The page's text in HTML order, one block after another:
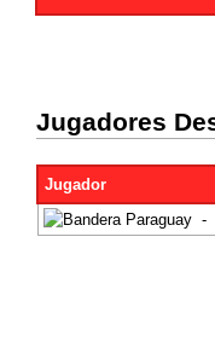
Jugadores
Jugador
-